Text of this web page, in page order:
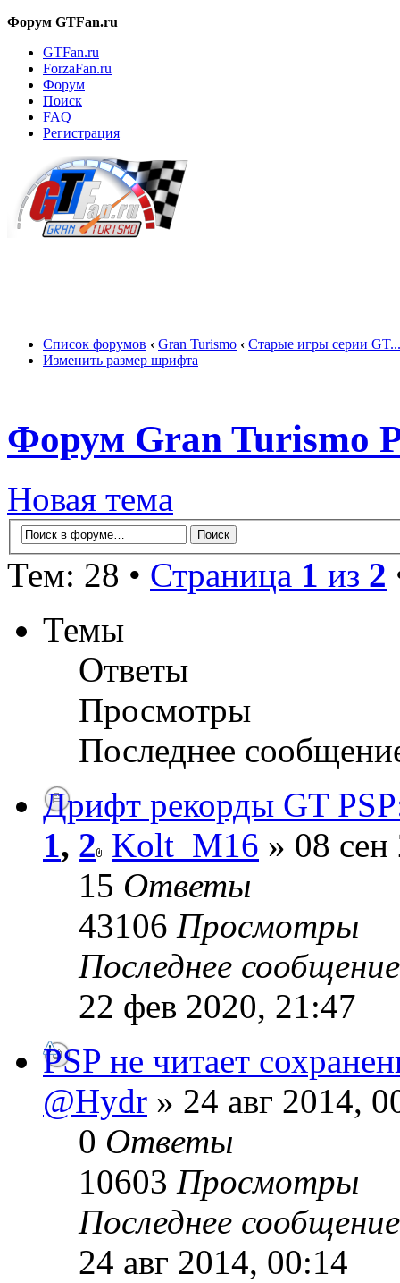
Форум GTFan.ru
GTFan.ru
ForzaFan.ru
Форум
Поиск
FAQ
Регистрация
Список форумов ‹ Gran Turismo ‹ Старые игры серии GT...
Изменить размер шрифта
Форум Gran Turismo
Новая тема
Тем: 28 • Страница 1 из 2
Темы
Ответы
Просмотры
Последнее
Дрифт рекорды GT
1, 2 Kolt_M16 » 08
15 Ответы
43106 Просмотры
Последнее
22 фев 2020, 21:47
PSP не читает
@Hydr » 24 авг 2014,
0 Ответы
10603 Просмотры
Последнее
24 авг 2014, 00:14